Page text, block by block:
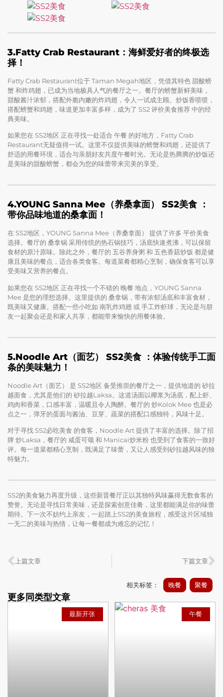
3.Fatty Crab Restaurant：海鲜爱好者的终极选
择！
Fatty Crab Restaurant位于 Taman Megah地区，凭借其特色 甜酸螃
蟹 和炸鸡翅，已成为当地极具人气的餐厅之一。餐厅的螃蟹新鲜美味，
甜酸酱汁浓郁，搭配外脆内嫩的炸鸡翅，令人一试成主顾。炒饭香喷喷，
搭配螃蟹和鸡翅，味道更加丰富多样，成为了 SS2 评价美食推荐 中的经
典美味。
如果您在 SS2地区 正在寻找一处适合 午餐 的好地方，Fatty Crab
Restaurant无疑值得一试。这里不仅提供美味的螃蟹和鸡翅，还提供了
舒适的用餐环境，适合与亲朋好友共度午餐时光。无论是热腾腾的炒饭还
是美味的甜酸螃蟹，都会为您的味蕾带来完美的享受。
4.YOUNG Sanna Mee（养桑拿面） SS2美食 ：
带你品味地道的桑拿面！
在 SS2地区，YOUNG Sanna Mee（养桑拿面） 提供了许多 平价美食
选择。餐厅的 桑拿锅 采用传统的热石锅技巧，汤底快速煮沸，可以保留
食材的原汁原味。除此之外，餐厅的 五谷养身粥 和 五色香菇炒饭 都是健
康且美味的餐点，适合各类食客。每道菜肴都精心烹制，确保食客可以享
受美味又营养的餐点。
如果您在 SS2地区 正在寻找一个不错的 晚餐 地点，YOUNG Sanna
Mee 是您的理想选择。这里提供的 桑拿锅，带有浓郁汤底和丰富食材，
既美味又健康。搭配一些小吃如 南乳炸鸡翅 或 手工炸虾球，无论是与朋
友一起聚会还是和家人共享，都能带来愉快的用餐体验。
5.Noodle Art（面艺） SS2美食 ：体验传统手工面
条的美味魅力！
Noodle Art（面艺） 是 SS2地区 备受推崇的餐厅之一，提供地道的 砂拉
越面食，尤其是他们的 砂拉越Laksa。这道汤面以椰浆为汤底，配上虾、
鸡肉和香菜，口感丰富，温暖且令人陶醉。餐厅的 炒Kolok Mee 也是必
点之一，弹牙的蛋面与酱油、豆芽、蔬菜的搭配口感独特，风味十足。
对于寻找 SS2必吃美食 的食客，Noodle Art 提供了丰富的选择。除了招
牌 炒Laksa，餐厅的 咸蛋可颂 和 Manicai炒米粉 也受到了食客的一致好
评。每一道菜都精心烹制，既满足了味蕾，又让人感受到砂拉越风味的独
特魅力。
SS2的美食魅力再度升级，这些新晋餐厅正以其独特风味赢得无数食客的
赞誉。无论是寻找日常美味，还是探索创意佳肴，这里都能满足你的味蕾
期待。下一次不妨约上亲友，一起踏上SS2的美食旅程，感受这片区域独
一无二的美味与热情，让每一餐都成为难忘的记忆！
上篇文章 下篇文章
最新开张 午餐
相关标签： 晚餐 聚餐
更多同类型文章